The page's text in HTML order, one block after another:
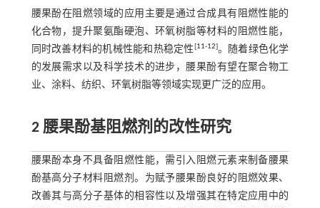
腰果酚在阻燃领域的应用主要是通过合成具有阻燃性能的
化合物，提升聚氨酯硬泡、环氧树脂等材料的阻燃性能，
同时改善材料的机械性能和热稳定性[11-12]。随着绿色化学
的发展需求以及科学技术的进步，腰果酚有望在聚合物工
业、涂料、纺织、环氧树脂等领域实现更广泛的应用。
2 腰果酚基阻燃剂的改性研究
腰果酚本身不具备阻燃性能，需引入阻燃元素来制备腰果
酚基高分子材料阻燃剂。为赋予腰果酚良好的阻燃效果、
改善其与高分子基体的相容性以及增强其在特定应用中的